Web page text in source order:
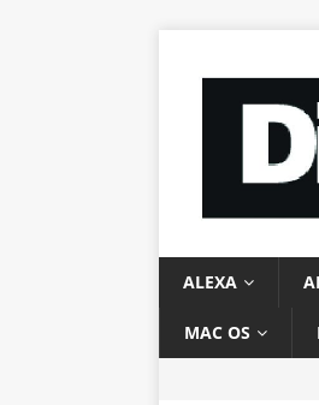
ALEXA
MAC OS